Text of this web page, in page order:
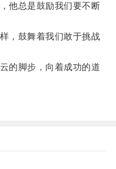
总是鼓励我们要不断
鼓舞着我们敢于挑战
脚步，向着成功的道